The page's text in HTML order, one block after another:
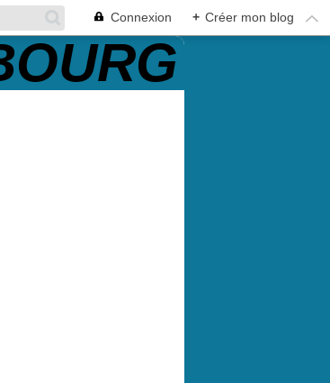
Connexion + Créer mon blog